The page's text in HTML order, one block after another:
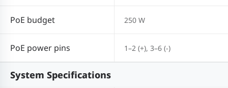
PoE budget 250 W
PoE power pins 1–2 (+), 3–6 (-)
System Specifications